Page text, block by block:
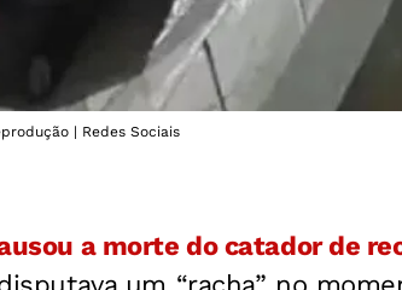
| Redes Sociais
a morte do catador de